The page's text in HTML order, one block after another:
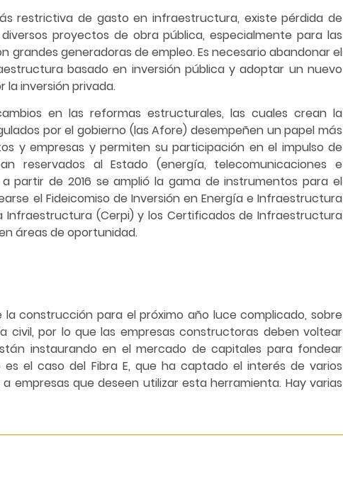
restrictiva de gasto en infraestructura, existe pérdida de
proyectos de obra pública, especialmente para las
grandes generadoras de empleo. Es necesario abandonar el
basado en inversión pública y adoptar un nuevo
la inversión privada.
en las reformas estructurales, las cuales crean la
por el gobierno (las Afore) desempeñen un papel más
y empresas y permiten su participación en el impulso de
reservados al Estado (energía, telecomunicaciones e
partir de 2016 se amplió la gama de instrumentos para el
el Fideicomiso de Inversión en Energía e Infraestructura
Infraestructura (Cerpi) y los Certificados de Infraestructura
áreas de oportunidad.
construcción para el próximo año luce complicado, sobre
por lo que las empresas constructoras deben voltear
instaurando en el mercado de capitales para fondear
el caso del Fibra E, que ha captado el interés de varios
empresas que deseen utilizar esta herramienta. Hay varias